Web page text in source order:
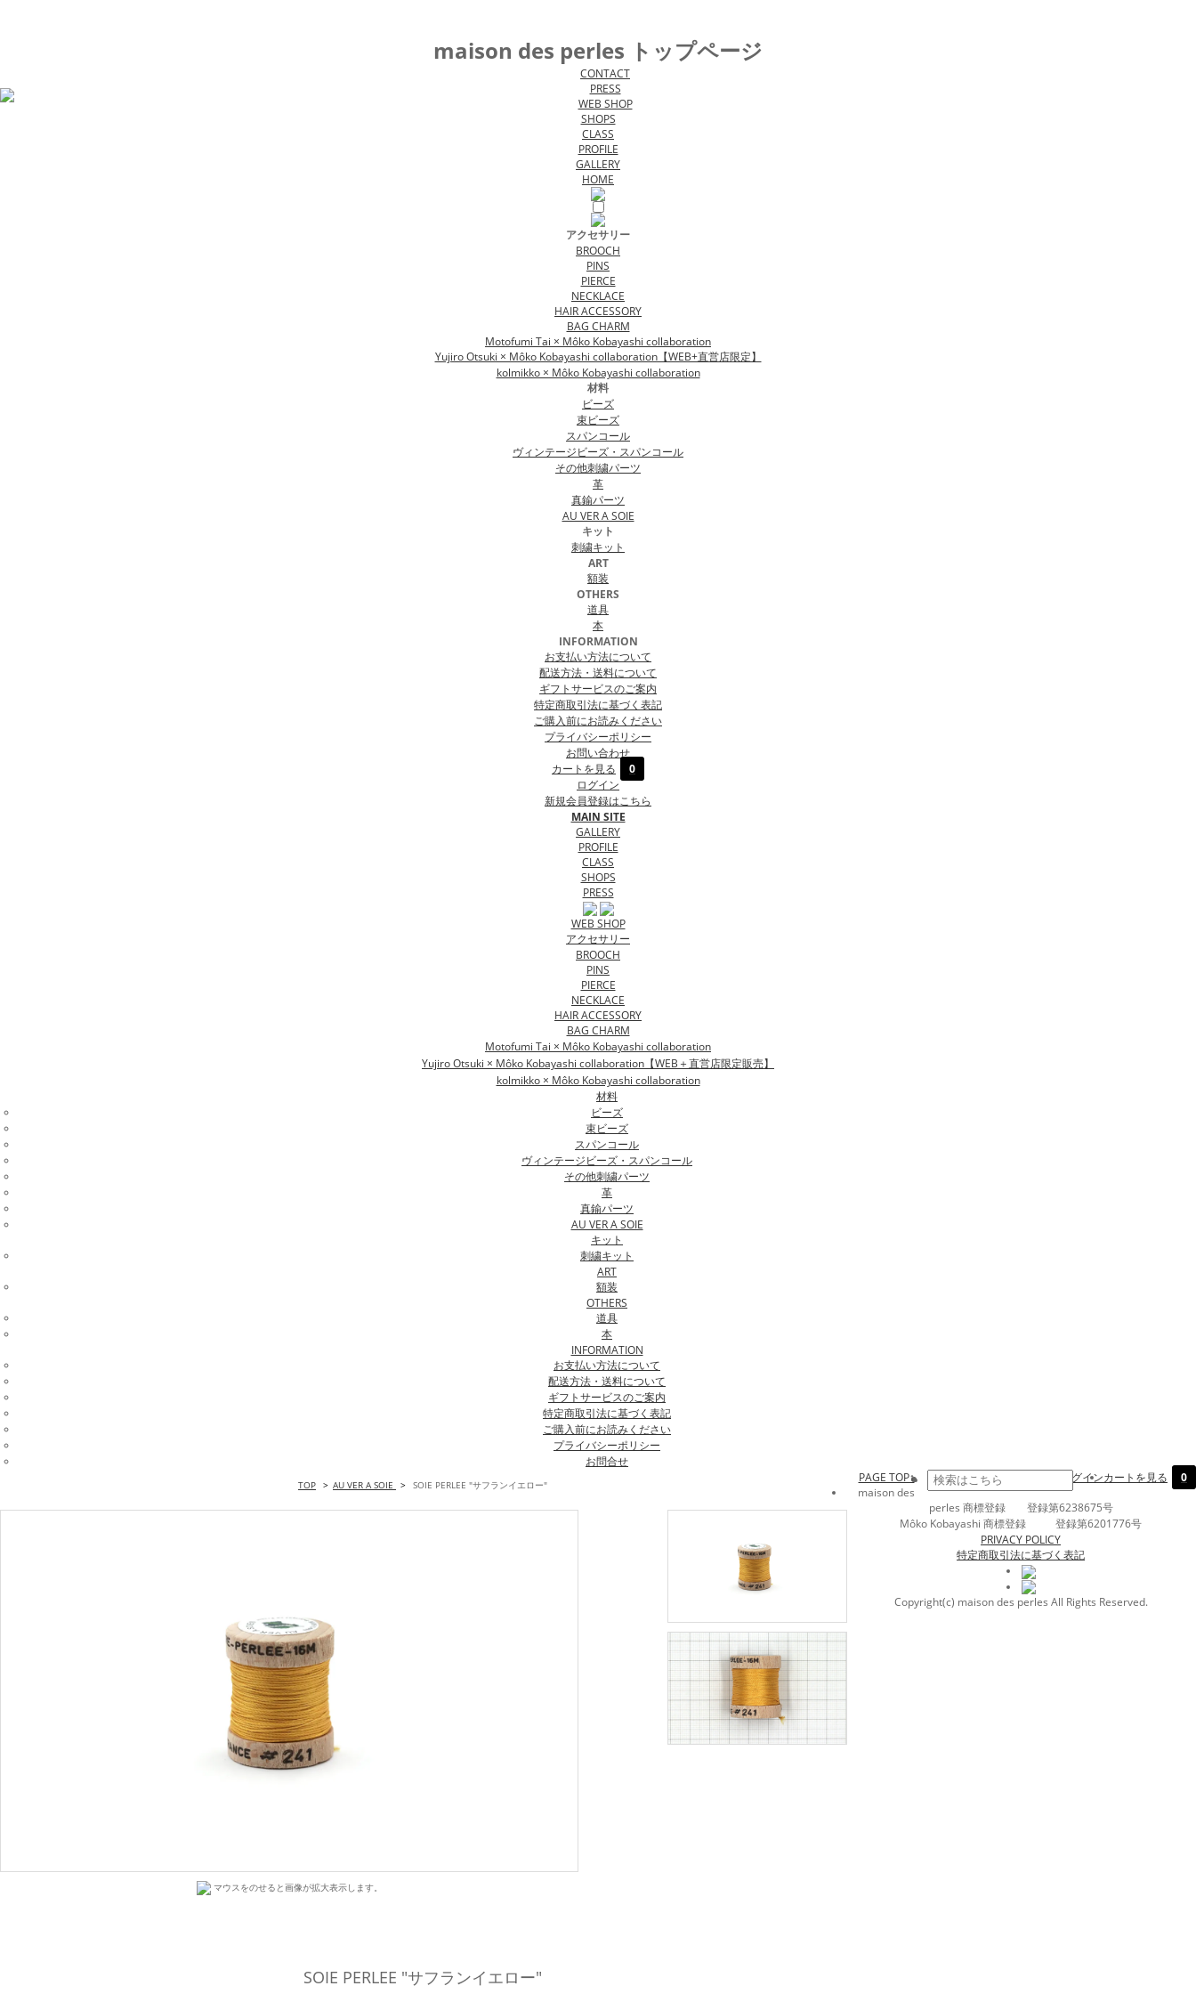
maison des perles トップページ
CONTACT
PRESS
WEB SHOP
SHOPS
CLASS
PROFILE
GALLERY
HOME
アクセサリー
BROOCH
PINS
PIERCE
NECKLACE
HAIR ACCESSORY
BAG CHARM
Motofumi Tai × Môko Kobayashi collaboration
Yujiro Otsuki × Môko Kobayashi collaboration【WEB+直営店限定】
kolmikko × Môko Kobayashi collaboration
材料
ビーズ
束ビーズ
スパンコール
ヴィンテージビーズ・スパンコール
その他刺繍パーツ
革
真鍮パーツ
AU VER A SOIE
キット
刺繍キット
ART
額装
OTHERS
道具
本
INFORMATION
お支払い方法について
配送方法・送料について
ギフトサービスのご案内
特定商取引法に基づく表記
ご購入前にお読みください
プライバシーポリシー
お問い合わせ
カートを見る
0
ログイン
新規会員登録はこちら
MAIN SITE
GALLERY
PROFILE
CLASS
SHOPS
PRESS
WEB SHOP
アクセサリー
BROOCH
PINS
PIERCE
NECKLACE
HAIR ACCESSORY
BAG CHARM
Motofumi Tai × Môko Kobayashi collaboration
Yujiro Otsuki × Môko Kobayashi collaboration【WEB＋直営店限定販売】
kolmikko × Môko Kobayashi collaboration
材料
ビーズ
束ビーズ
スパンコール
ヴィンテージビーズ・スパンコール
その他刺繍パーツ
革
真鍮パーツ
AU VER A SOIE
キット
刺繍キット
ART
額装
OTHERS
道具
本
INFORMATION
お支払い方法について
配送方法・送料について
ギフトサービスのご案内
特定商取引法に基づく表記
ご購入前にお読みください
プライバシーポリシー
お問合せ
カートを見る
0
ログイン
TOP > AU VER A SOIE > SOIE PERLEE "サフランイエロー"
マウスをのせると画像が拡大表示します。
SOIE PERLEE "サフランイエロー"
PAGE TOP↑
maison des
perles 商標登録 登録第6238675号
Môko Kobayashi 商標登録 登録第6201776号
PRIVACY POLICY
特定商取引法に基づく表記
Copyright(c) maison des perles All Rights Reserved.